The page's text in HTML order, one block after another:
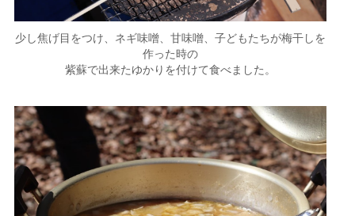
少し焦げ目をつけ、ネギ味噌、甘味噌、子どもたちが梅干しを
作った時の
紫蘇で出来たゆかりを付けて食べました。